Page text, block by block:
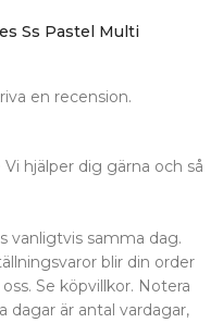
Ss Pastel Multi
en recension.
hjälper dig gärna och så
vanligtvis samma dag.
blir din order
Se köpvillkor. Notera
dagar är antal vardagar,